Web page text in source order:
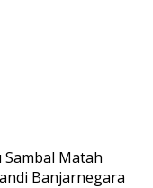
Matah
Banjarnegara